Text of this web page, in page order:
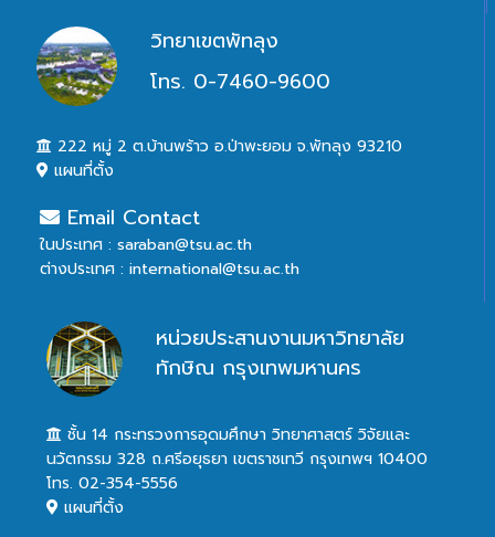
วิทยาเขตพัทลุง
โทร. 0-7460-9600
222 หมู่ 2 ต.บ้านพร้าว อ.ป่าพะยอม จ.พัทลุง 93210
แผนที่ตั้ง
Email Contact
ในประเทศ : saraban@tsu.ac.th
ต่างประเทศ : international@tsu.ac.th
หน่วยประสานงานมหาวิทยาลัย
ทักษิณ กรุงเทพมหานคร
ชั้น 14 กระทรวงการอุดมศึกษา วิทยาศาสตร์ วิจัยและ
นวัตกรรม 328 ถ.ศรีอยุธยา เขตราชเทวี กรุงเทพฯ 10400
โทร. 02-354-5556
แผนที่ตั้ง